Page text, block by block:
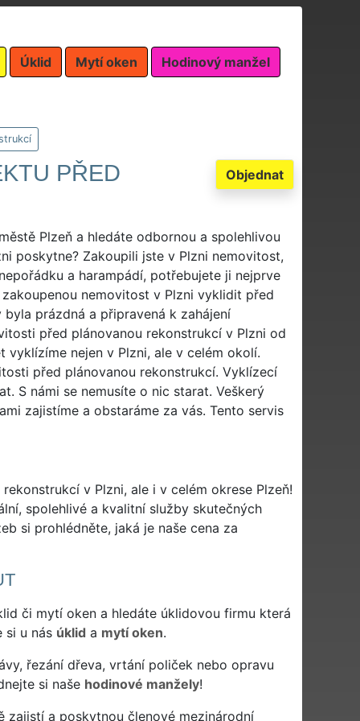
Úklid Mytí oken Hodinový manžel
Objednat
PŘED
Plzeň a hledáte odbornou a spolehlivou
poskytne? Zakoupili jste v Plzni nemovitost,
a harampádí, potřebujete ji nejprve
nemovitost v Plzni vyklidit před
prázdná a připravená k zahájení
před plánovanou rekonstrukcí v Plzni od
vyklízíme nejen v Plzni, ale v celém okolí.
před plánovanou rekonstrukcí. Vyklízecí
S námi se nemusíte o nic starat. Veškerý
zajistíme a obstaráme za vás. Tento servis
v Plzni, ale i v celém okrese Plzeň!
spolehlivé a kvalitní služby skutečných
si prohlédněte, jaká je naše cena za
či mytí oken a hledáte úklidovou firmu která
si u nás úklid a mytí oken.
řezání dřeva, vrtání poliček nebo opravu
si naše hodinové manžely!
zajistí a poskytnou členové mezinárodní